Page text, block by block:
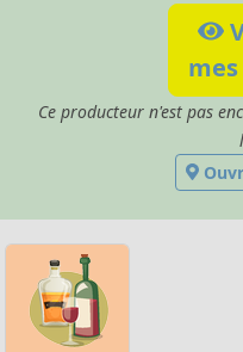
Ce producteur n'est pas